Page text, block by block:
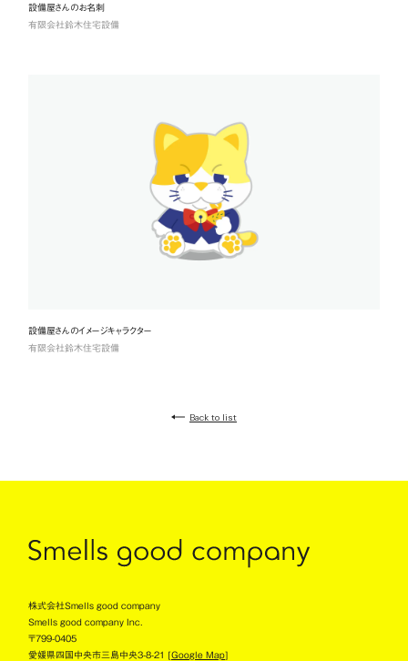
設備屋さんのお名刺
有限会社鈴木住宅設備
設備屋さんのイメージキャラクター
有限会社鈴木住宅設備
Back to list
株式会社Smells good company
Smells good company Inc.
〒799-0405
愛媛県四国中央市三島中央3-8-21 [Google Map]